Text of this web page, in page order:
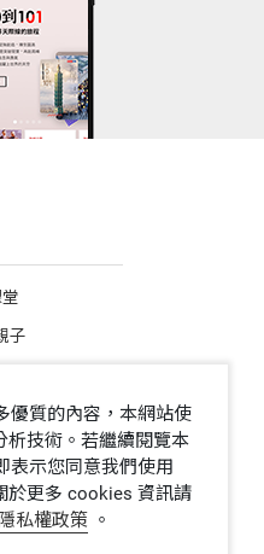
子
優質的內容，本網站使
析技術。若繼續閱覽本
表示您同意我們使用
於更多 cookies 資訊請
隱私權政策 。